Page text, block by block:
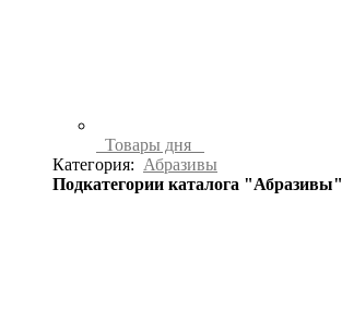
Товары дня
Категория: Абразивы
Подкатегории каталога "Абразивы"